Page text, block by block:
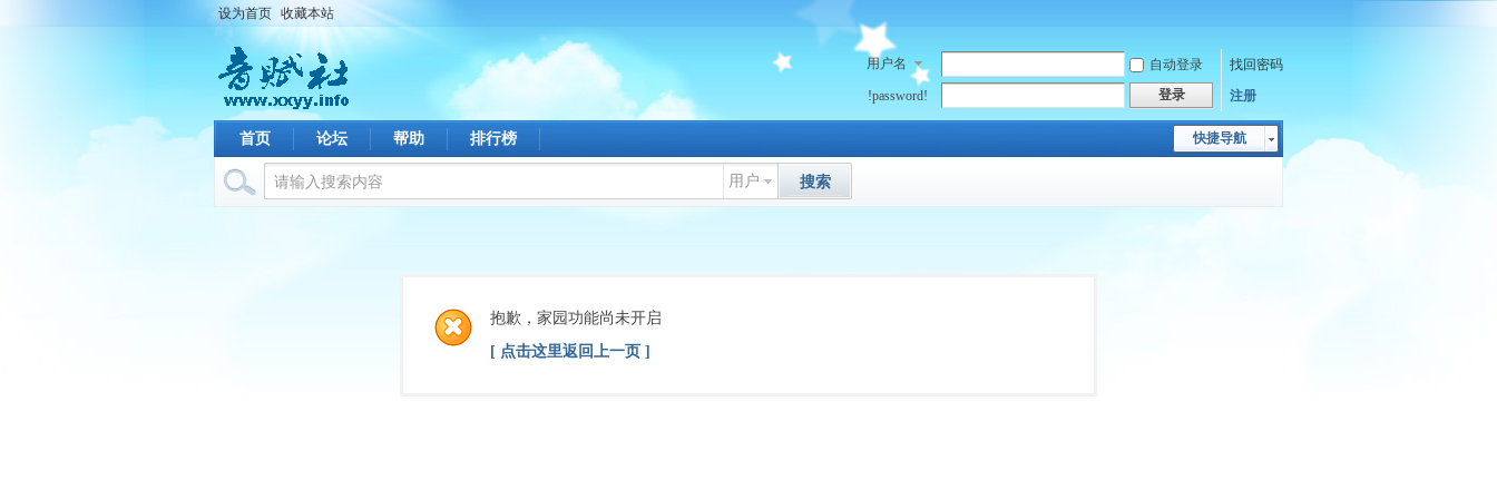
设为首页 收藏本站
用户名 自动登录
找回密码
!password!
登录 注册
快捷导航
首页 论坛 帮助 排行榜
用户 搜索
抱歉，家园功能尚未开启
[ 点击这里返回上一页 ]